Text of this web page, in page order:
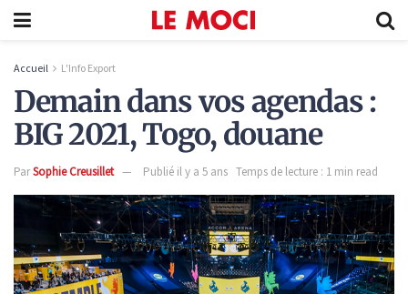
Accueil L'Info Export
Demain dans vos agendas :
BIG 2021, Togo, douane
ParSophie Creusillet Publié il y a 5 ans Temps de lecture : 1 min read